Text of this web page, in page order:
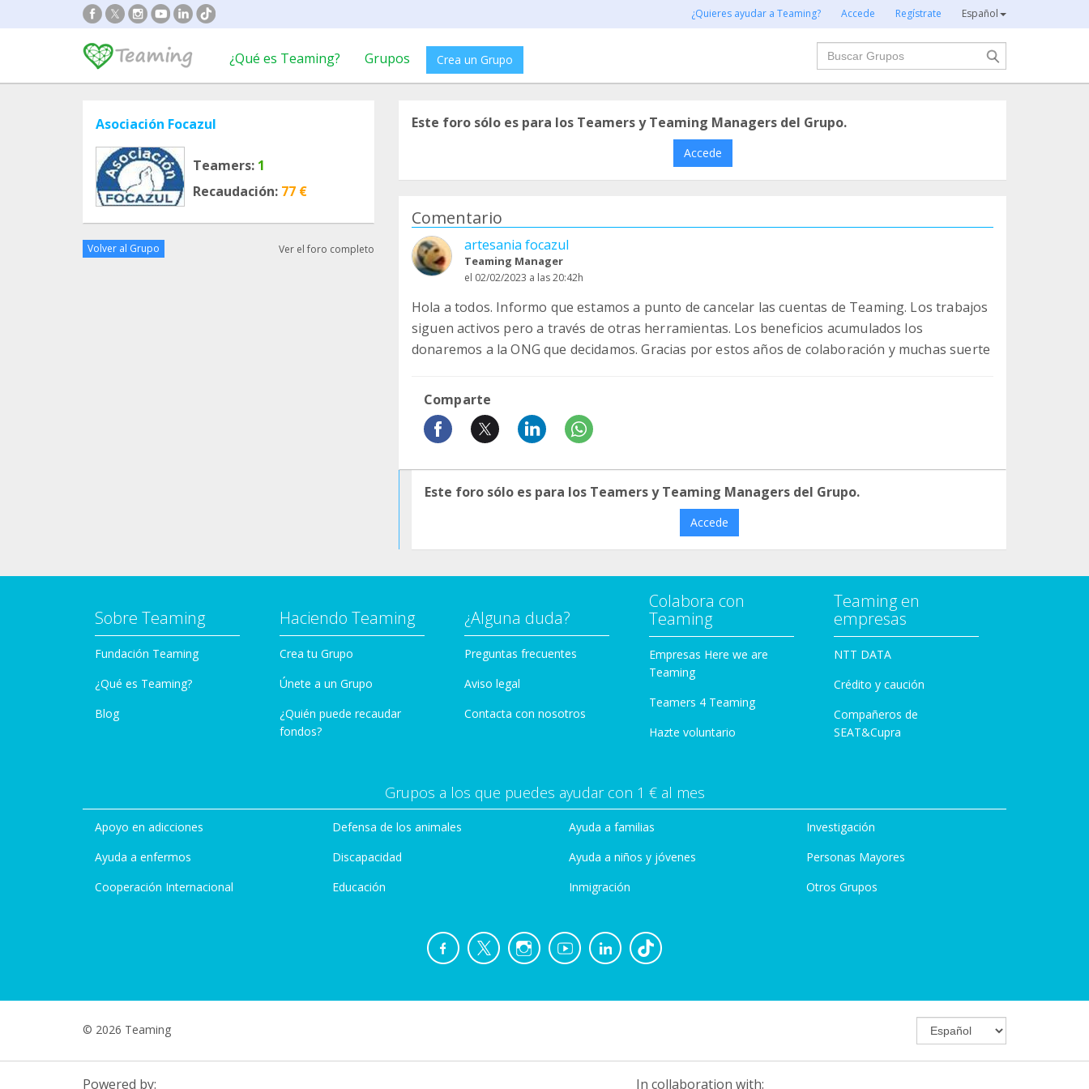
¿Quieres ayudar a Teaming? Accede Regístrate Español
¿Qué es Teaming? Grupos Crea un Grupo
Buscar
Asociación Focazul
Teamers: 1
Recaudación: 77 €
Volver al Grupo Ver el foro completo
Este foro sólo es para los Teamers y Teaming Managers del Grupo.
Accede
Comentario
artesania focazul
Teaming Manager
el 02/02/2023 a las 20:42h
Hola a todos. Informo que estamos a punto de cancelar las cuentas de Teaming. Los trabajos
siguen activos pero a través de otras herramientas. Los beneficios acumulados los
donaremos a la ONG que decidamos. Gracias por estos años de colaboración y muchas suerte
Comparte
Este foro sólo es para los Teamers y Teaming Managers del Grupo.
Accede
Sobre Teaming
Fundación Teaming
¿Qué es Teaming?
Blog
Haciendo Teaming
Crea tu Grupo
Únete a un Grupo
¿Quién puede recaudar
fondos?
¿Alguna duda?
Preguntas frecuentes
Aviso legal
Contacta con nosotros
Colabora con
Teaming
Empresas Here we are
Teaming
Teamers 4 Teaming
Hazte voluntario
Teaming en
empresas
NTT DATA
Crédito y caución
Compañeros de
SEAT&Cupra
Grupos a los que puedes ayudar con 1 € al mes
Apoyo en adicciones
Ayuda a enfermos
Cooperación Internacional
Defensa de los animales
Discapacidad
Educación
Ayuda a familias
Ayuda a niños y jóvenes
Inmigración
Investigación
Personas Mayores
Otros Grupos
© 2026 Teaming
Powered by: In collaboration with: